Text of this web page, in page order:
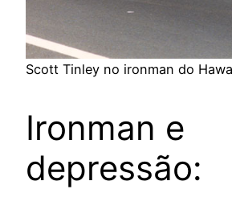
Scott Tinley no ironman do
Ironman e
depressão: